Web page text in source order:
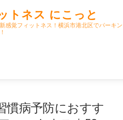
トネス にこっと
感覚フィットネス！横浜市港北区でパーキ
慣病予防におすす